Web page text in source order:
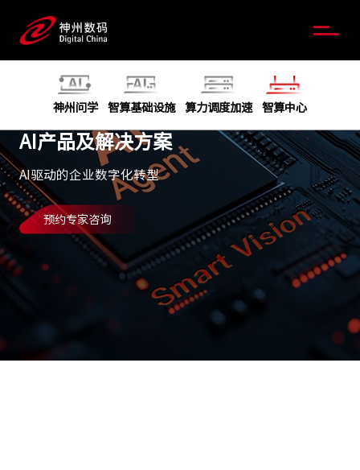
AI产品及解决方案
AI驱动的企业数字化转型
预约专家咨询
神州问学 智算基础设施 算力调度加速 智算中心